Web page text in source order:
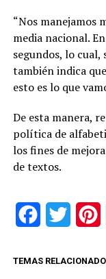
“Nos manejamos
media nacional.
segundos, lo cual,
también indica
esto es lo que
De esta manera,
política de
los fines de
de textos.
FacebookTwitter
TEMAS